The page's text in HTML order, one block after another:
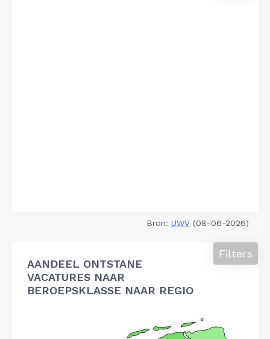
Bron: UWV (08-06-2026)
AANDEEL ONTSTANE
VACATURES NAAR
BEROEPSKLASSE NAAR REGIO
Filters